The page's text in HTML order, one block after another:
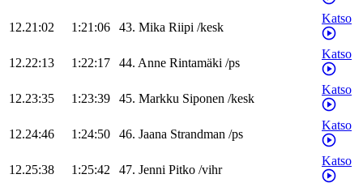
12.21:02 1:21:06 43. Mika Riipi /kesk
Katso
12.22:13 1:22:17 44. Anne Rintamäki /ps
Katso
12.23:35 1:23:39 45. Markku Siponen /kesk
Katso
12.24:46 1:24:50 46. Jaana Strandman /ps
Katso
12.25:38 1:25:42 47. Jenni Pitko /vihr
Katso